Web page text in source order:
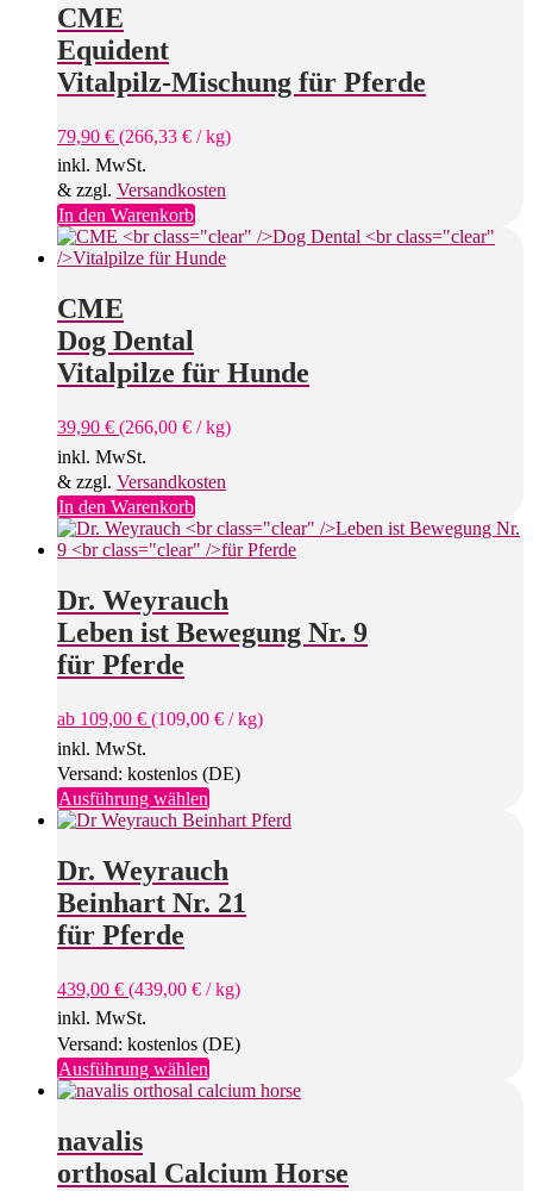
CME
Equident
Vitalpilz-Mischung für Pferde
79,90 € (266,33 € /kg)
inkl. MwSt.
& zzgl. Versandkosten
In den Warenkorb
CME
Dog Dental
Vitalpilze für Hunde
39,90 € (266,00 € /kg)
inkl. MwSt.
& zzgl. Versandkosten
In den Warenkorb
Dr. Weyrauch
Leben ist Bewegung Nr. 9
für Pferde
ab 109,00 € (109,00 € /kg)
inkl. MwSt.
Versand: kostenlos (DE)
Ausführung wählenDieses
Produkt
mehrere
Varianten
auf.
auf
Produktseite
gewählt
werden
Dr. Weyrauch
Beinhart Nr. 21
für Pferde
439,00 € (439,00 € /kg)
inkl. MwSt.
Versand: kostenlos (DE)
Ausführung wählenDieses
Produkt
auf.
navalis
orthosal Calcium Horse